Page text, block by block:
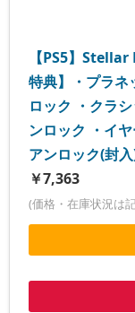
【PS5】
特典】・プラネ
ロック ・クラ
ンロック ・イ
アンロック(封
￥7,363
(価格・在庫状況は